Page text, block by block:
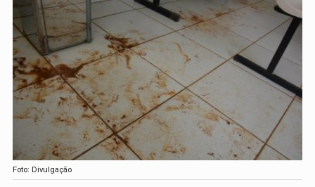
Foto: Divulgação